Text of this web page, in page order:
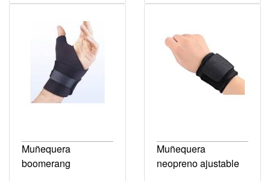
Muñequera
boomerang
Muñequera
neopreno ajustable